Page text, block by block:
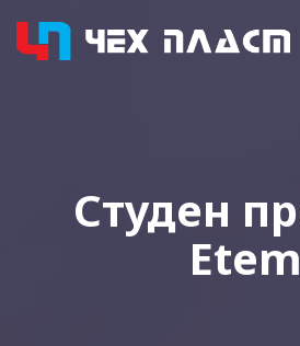
Студен
Etem